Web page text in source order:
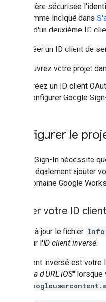
de manière sécurisée
d'ID, comme indiqué dans
besoin d'un deuxième ID
Pour créer un ID client de
Ouvrez votre projet
Créez un ID client
configurer Google
Configurer le
Google Sign-In nécessite
pouvez également ajouter
votre domaine Google
Ajouter votre ID
Mettez à jour le fichier
basé sur l'ID client inversé.
L'ID client inversé est
Schéma d'URL iOS" lorsque